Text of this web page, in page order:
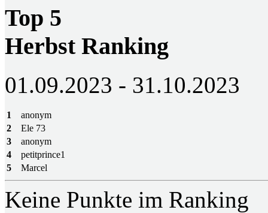
Top 5
Herbst Ranking
01.09.2023 - 31.10.2023
1
anonym
2
Ele 73
3
anonym
4
petitprince1
5
Marcel
Keine Punkte im Ranking